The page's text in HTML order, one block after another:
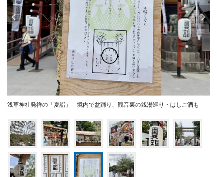
浅草神社発祥の「夏詣」 境内で盆踊り、観音裏の銭湯巡り・はしご酒も